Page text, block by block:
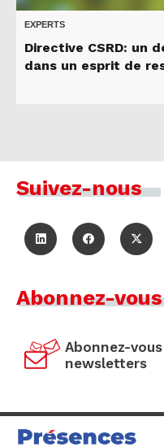
EXPERTS
Directive CSRD: un
dans un esprit de
Suivez-nous
Abonnez-vous
Abonnez-
newsletters